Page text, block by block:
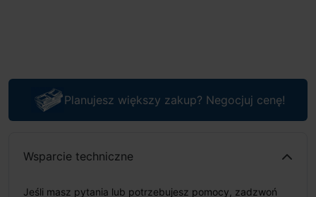
Planujesz większy zakup? Negocjuj cenę!
Wsparcie techniczne
Jeśli masz pytania lub potrzebujesz pomocy, zadzwoń